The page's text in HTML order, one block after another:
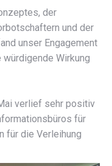
der
und der
unser Engagement
Wirkung
verlief sehr positiv
für
für die Verleihung